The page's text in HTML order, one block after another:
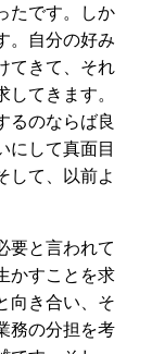
たです。しか
。自分の好み
てきて、それ
てきます。
るのならば良
にして真面目
して、以前よ
要と言われて
かすことを求
向き合い、そ
務の分担を考